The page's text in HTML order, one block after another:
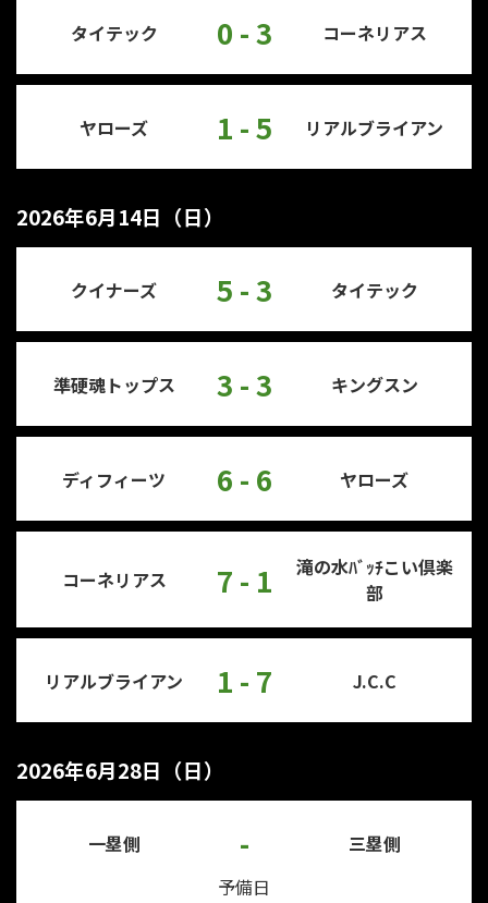
タイテック 0 - 3 コーネリアス
ヤローズ 1 - 5 リアルブライアン
2026年6月14日（日）
クイナーズ 5 - 3 タイテック
準硬魂トップス 3 - 3 キングスン
ディフィーツ 6 - 6 ヤローズ
コーネリアス 7 - 1
滝の水ﾊﾞｯﾁこい倶楽
部
リアルブライアン 1 - 7 J.C.C
2026年6月28日（日）
一塁側 -
三塁側
予備日